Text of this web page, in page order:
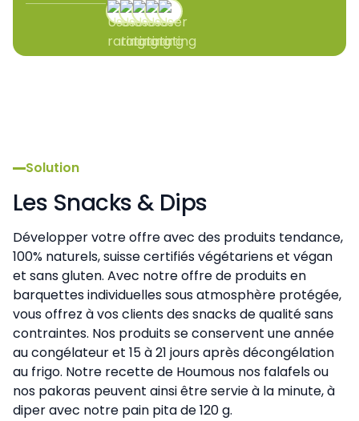
Solution
Les Snacks & Dips
Développer votre offre avec des produits tendance,
100% naturels, suisse certifiés végétariens et végan
et sans gluten. Avec notre offre de produits en
barquettes individuelles sous atmosphère protégée,
vous offrez à vos clients des snacks de qualité sans
contraintes. Nos produits se conservent une année
au congélateur et 15 à 21 jours après décongélation
au frigo. Notre recette de Houmous nos falafels ou
nos pakoras peuvent ainsi être servie à la minute, à
diper avec notre pain pita de 120 g.